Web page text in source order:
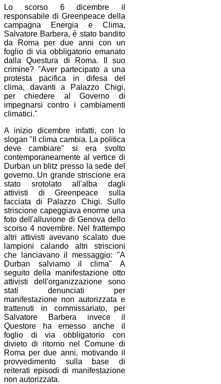
Lo scorso 6 dicembre il
responsabile di Greenpeace della
campagna Energia e Clima,
Salvatore Barbera, è stato bandito
da Roma per due anni con un
foglio di via obbligatorio emanato
dalla Questura di Roma. Il suo
crimine? "Aver partecipato a una
protesta pacifica in difesa del
clima, davanti a Palazzo Chigi,
per chiedere al Governo di
impegnarsi contro i cambiamenti
climatici."
A inizio dicembre infatti, con lo
slogan "Il clima cambia. La politica
deve cambiare" si era svolto
contemporaneamente al vertice di
Durban un blitz presso la sede del
governo. Un grande striscione era
stato srotolato all'alba dagli
attivisti di Greenpeace sulla
facciata di Palazzo Chigi. Sullo
striscione capeggiava enorme una
foto dell'alluvione di Genova dello
scorso 4 novembre. Nel frattempo
altri attivisti avevano scalato due
lampioni calando altri striscioni
che lanciavano il messaggio: "A
Durban salviamo il clima" A
seguito della manifestazione otto
attivisti dell'organizzazione sono
stati denunciati per
manifestazione non autorizzata e
trattenuti in commissariato, per
Salvatore Barbera invece il
Questore ha emesso anche il
foglio di via obbligatorio con
divieto di ritorno nel Comune di
Roma per due anni, motivando il
provvedimento sulla base di
reiterati episodi di manifestazione
non autorizzata.